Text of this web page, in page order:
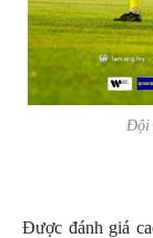
Đội
Được đánh giá